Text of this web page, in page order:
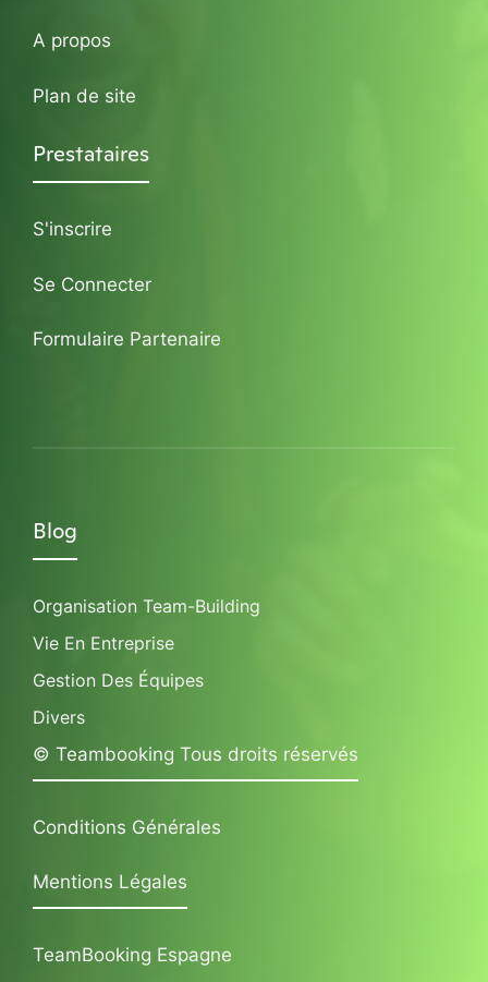
A propos
Plan de site
Prestataires
S'inscrire
Se Connecter
Formulaire Partenaire
Blog
Organisation Team-Building
Vie En Entreprise
Gestion Des Équipes
Divers
© Teambooking Tous droits réservés
Conditions Générales
Mentions Légales
TeamBooking Espagne